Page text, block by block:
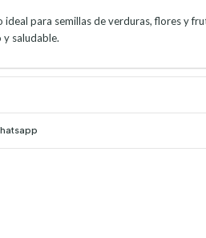
ideal para semillas de verduras, flores y
saludable.